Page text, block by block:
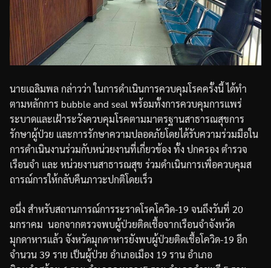
นายเฉลิมพล กล่าวว่า ในการดำเนินการควบคุมโรคครั้งนี้ได้ทำ
ตามหลักการ bubble and seal พร้อมทั้งการควบคุมการแพร่
ระบาดและเฝ้าระวังควบคุมโรคตามมาตรฐานสาธารณสุขการ
รักษาผู้ป่วย และการรักษาความปลอดภัยโดยได้รับความร่วมมือใน
การดำเนินงานร่วมกับหน่วยงานที่เกี่ยวข้อง ทั้ง ปกครอง ตำรวจ
เรือนจำ และ หน่วยงานสาธารณสุข ร่วมดำเนินการเพื่อควบคุมส
ถารณ์การให้กลับคืนภาวะปกติโดยเร็ว
อนึ่ง สำหรับสถานการณ์การระราดโรคโควิด-19 จนถึงวันที่ 20
มกราคม นอกจากตรวจพบผู้ป่วยติดเชื้อจากเรือนจำจังหวัด
มุกดาหารแล้ว จังหวัดมุกดาหารยังพบผู้ป่วยติดเชื้อโควิด-19 อีก
จำนวน 39 ราย เป็นผู้ป่วย อำเภอเมือง 19 รานอำเภอ